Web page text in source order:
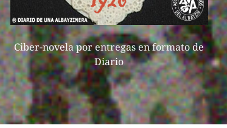
Ciber-novela por entregas en formato de
Diario